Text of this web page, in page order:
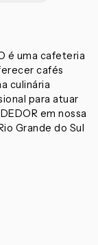
é uma cafeteria
cafés
culinária
para atuar
em nossa
Grande do Sul